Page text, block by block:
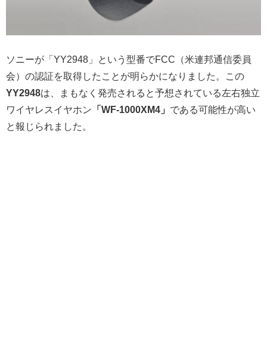
ソニーが「YY2948」という型番でFCC（米連邦通信委員
会）の認証を取得したことが明らかになりました。この
YY2948は、まもなく発売されると予想されている左右独立
ワイヤレスイヤホン 「WF-1000XM4」 である可能性が高い
と報じられました。